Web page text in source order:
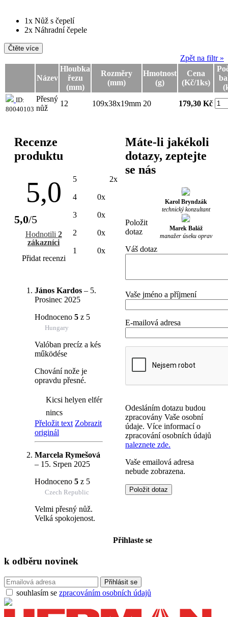
1x Nůž s čepelí
2x Náhradní čepele
Čtěte více
Zpět na filtr »
Název
Hloubka
řezu
(mm)
Rozměry
(mm)
Hmotnost
(g)
Cena
(Kč/1ks)
ID:
80040103
Přesný
nůž
12 109x38x19mm 20 179,30 Kč
Recenze
produktu
5,0
5,0/5
Hodnotili 2
zákazníci
Přidat recenzi
5 2x
4 0x
3 0x
2 0x
1 0x
János Kardos – 5.
Prosinec 2025
Hodnoceno 5 z 5
Hungary
Valóban precíz a kés
működése
Chování nože je
opravdu přesné.
Kicsi helyen elfér
nincs
Přeložit text Zobrazit
originál
Marcela Rymešová
– 15. Srpen 2025
Hodnoceno 5 z 5
Czech Republic
Velmi přesný nůž.
Velká spokojenost.
Máte-li jakékoli
dotazy, zeptejte
se nás
Karol Bryndzák
technický konzultant
Marek Baláž
manažer úseku oprav
Položit
dotaz
Váš dotaz
Vaše jméno a příjmení
E-mailová adresa
Odesláním dotazu budou
zpracovány Vaše osobní
údaje. Více informací o
zpracování osobních údajů
naleznete zde.
Vaše emailová adresa
nebude zobrazena.
Přihlaste se
k odběru novinek
souhlasím se zpracováním osobních údajů